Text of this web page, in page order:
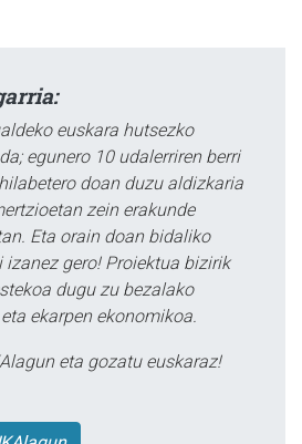
euskara hutsezko
egunero 10 udalerriren berri
doan duzu aldizkaria
zein erakunde
Eta orain doan bidaliko
izanez gero! Proiektua bizirik
dugu zu bezalako
ekarpen ekonomikoa.
eta gozatu euskaraz!